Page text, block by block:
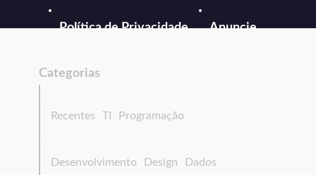
Política de Privacidade Anuncie
Categorias
Recentes TI Programação
Desenvolvimento Design Dados